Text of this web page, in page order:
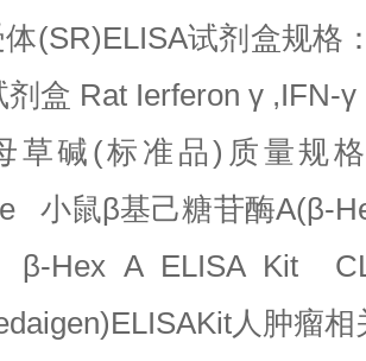
(SR)ELISA试剂盒规格
剂盒 Rat Ierferon γ ,IFN-γ
草碱 (标准品) 质量规
小鼠β基己糖苷酶A(β-
β-Hex A ELISA Kit
人肿瘤